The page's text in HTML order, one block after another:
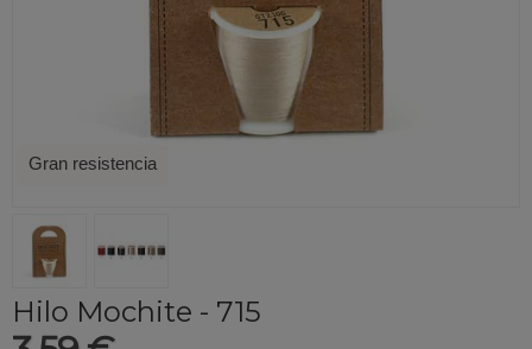
Gran resistencia
Hilo Mochite - 715